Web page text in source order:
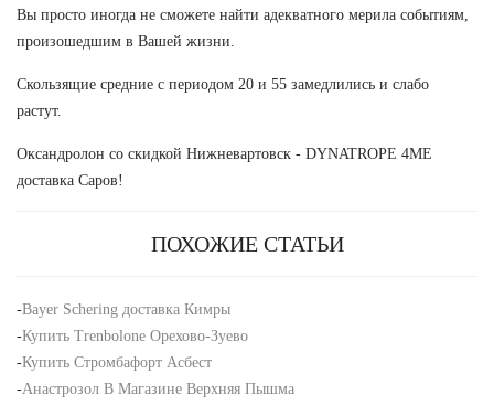
Вы просто иногда не сможете найти адекватного мерила событиям,
произошедшим в Вашей жизни.
Скользящие средние с периодом 20 и 55 замедлились и слабо
растут.
Оксандролон со скидкой Нижневартовск - DYNATROPE 4ME
доставка Саров!
ПОХОЖИЕ СТАТЬИ
-Bayer Schering доставка Кимры
-Купить Trenbolone Орехово-Зуево
-Купить Стромбафорт Асбест
-Анастрозол В Магазине Верхняя Пышма